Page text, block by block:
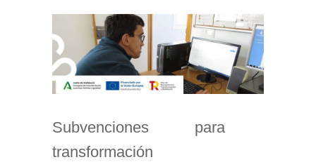
Subvenciones para
transformación